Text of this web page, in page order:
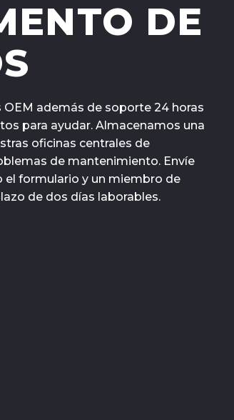
DE
además de soporte 24 horas
para ayudar. Almacenamos una
oficinas centrales de
de mantenimiento. Envíe
el formulario y un miembro de
de dos días laborables.